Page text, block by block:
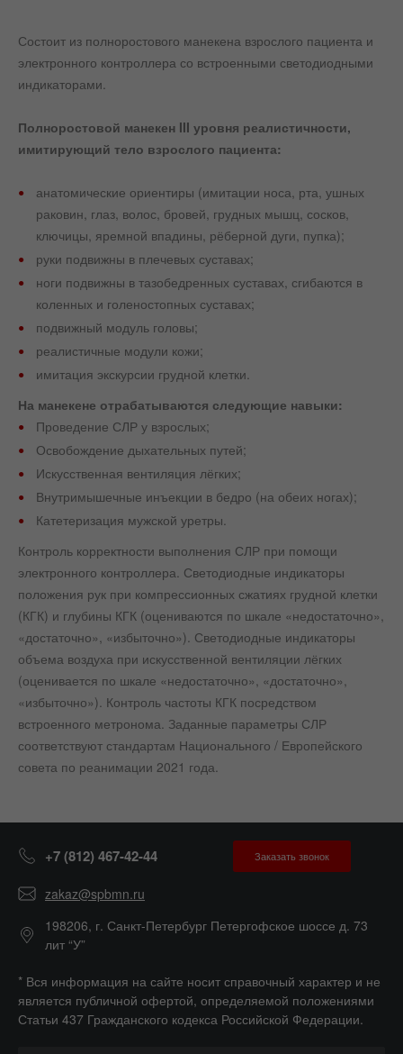
Состоит из полноростового манекена взрослого пациента и
электронного контроллера со встроенными светодиодными
индикаторами.
Полноростовой манекен III уровня реалистичности,
имитирующий тело взрослого пациента:
анатомические ориентиры (имитации носа, рта, ушных
раковин, глаз, волос, бровей, грудных мышц, сосков,
ключицы, яремной впадины, рёберной дуги, пупка);
руки подвижны в плечевых суставах;
ноги подвижны в тазобедренных суставах, сгибаются в
коленных и голеностопных суставах;
подвижный модуль головы;
реалистичные модули кожи;
имитация экскурсии грудной клетки.
На манекене отрабатываются следующие навыки:
Проведение СЛР у взрослых;
Освобождение дыхательных путей;
Искусственная вентиляция лёгких;
Внутримышечные инъекции в бедро (на обеих ногах);
Катетеризация мужской уретры.
Контроль корректности выполнения СЛР при помощи
электронного контроллера. Светодиодные индикаторы
положения рук при компрессионных сжатиях грудной клетки
(КГК) и глубины КГК (оцениваются по шкале «недостаточно»,
«достаточно», «избыточно»). Светодиодные индикаторы
объема воздуха при искусственной вентиляции лёгких
(оценивается по шкале «недостаточно», «достаточно»,
«избыточно»). Контроль частоты КГК посредством
встроенного метронома. Заданные параметры СЛР
соответствуют стандартам Национального / Европейского
совета по реанимации 2021 года.
+7 (812) 467-42-44 Заказать звонок
zakaz@spbmn.ru
198206, г. Санкт-Петербург Петергофское шоссе д. 73
лит “У”
* Вся информация на сайте носит справочный характер и не
является публичной офертой, определяемой положениями
Статьи 437 Гражданского кодекса Российской Федерации.